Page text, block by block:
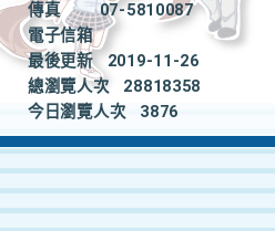
傳真
07-5810087
電子信箱
最後更新
2019-11-26
總瀏覽人次
28818358
今日瀏覽人次
3876